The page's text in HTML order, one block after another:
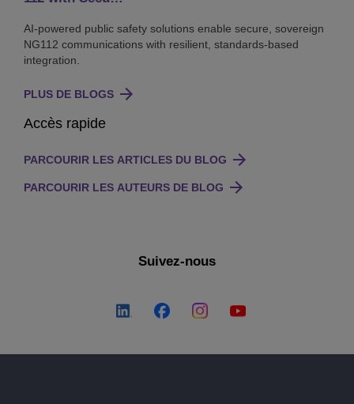
AI-powered public safety solutions enable secure, sovereign
NG112 communications with resilient, standards-based
integration.
PLUS DE BLOGS
Accès rapide
PARCOURIR LES ARTICLES DU BLOG
PARCOURIR LES AUTEURS DE BLOG
Suivez-nous